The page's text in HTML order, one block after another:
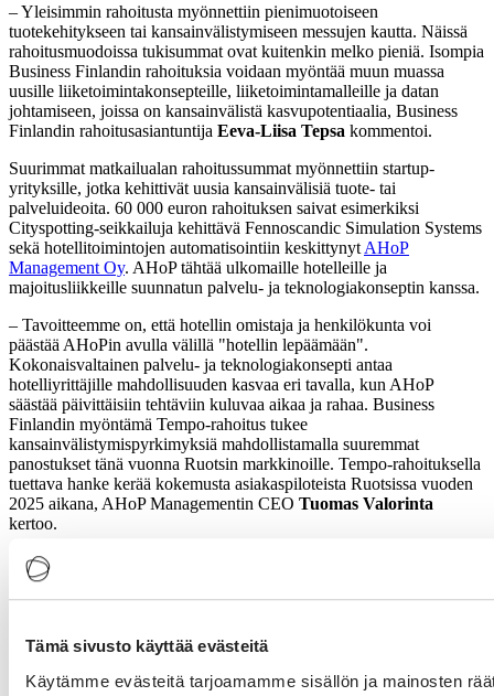
Tämä sivusto käyttää evästeitä
Käytämme evästeitä tarjoamamme sisällön ja mainosten
– Yleisimmin rahoitusta myönnettiin pienimuotoiseen
tuotekehitykseen tai kansainvälistymiseen messujen kautta. Näissä
rahoitusmuodoissa tukisummat ovat kuitenkin melko pieniä. Isompia
Business Finlandin rahoituksia voidaan myöntää muun muassa
uusille liiketoimintakonsepteille, liiketoimintamalleille ja datan
johtamiseen, joissa on kansainvälistä kasvupotentiaalia, Business
Finlandin rahoitusasiantuntija Eeva-Liisa Tepsa kommentoi.
Suurimmat matkailualan rahoitussummat myönnettiin startup-
yrityksille, jotka kehittivät uusia kansainvälisiä tuote- tai
palveluideoita. 60 000 euron rahoituksen saivat esimerkiksi
Cityspotting-seikkailuja kehittävä Fennoscandic Simulation Systems
sekä hotellitoimintojen automatisointiin keskittynyt AHoP
Management Oy. AHoP tähtää ulkomaille hotelleille ja
majoitusliikkeille suunnatun palvelu- ja teknologiakonseptin kanssa.
– Tavoitteemme on, että hotellin omistaja ja henkilökunta voi
päästää AHoPin avulla välillä "hotellin lepäämään".
Kokonaisvaltainen palvelu- ja teknologiakonsepti antaa
hotelliyrittäjille mahdollisuuden kasvaa eri tavalla, kun AHoP
säästää päivittäisiin tehtäviin kuluvaa aikaa ja rahaa. Business
Finlandin myöntämä Tempo-rahoitus tukee
kansainvälistymispyrkimyksiä mahdollistamalla suuremmat
panostukset tänä vuonna Ruotsin markkinoille. Tempo-rahoituksella
tuettava hanke kerää kokemusta asiakaspiloteista Ruotsissa vuoden
2025 aikana, AHoP Managementin CEO Tuomas Valorinta
kertoo.
Matkailualan rahoitustarpeet ja tulevaisuus
teollisuuden tai teknologiasektorin saamaan tukeen. Yksi syy tähän
hankkeita, joihin monet suuremmat rahoitusinstrumentit kohdistuvat.